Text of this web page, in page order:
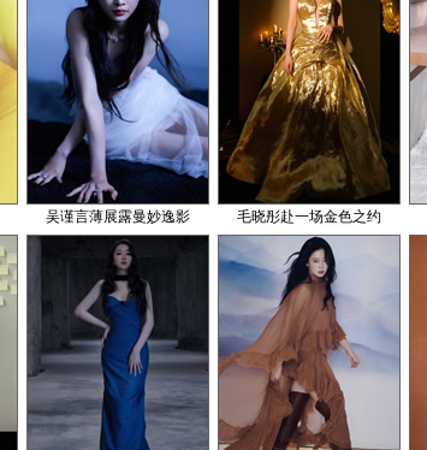
吴谨言薄展露曼妙逸影 毛晓彤赴一场金色之约